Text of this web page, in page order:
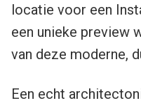
locatie voor een
een unieke preview
van deze moderne,
Een echt